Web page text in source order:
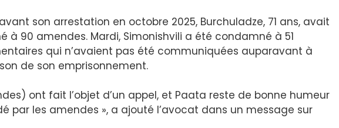
son arrestation en octobre 2025, Burchuladze, 71 ans, avait
à 90 amendes. Mardi, Simonishvili a été condamné à 51
qui n’avaient pas été communiquées auparavant à
de son emprisonnement.
ont fait l’objet d’un appel, et Paata reste de bonne humeur
par les amendes », a ajouté l’avocat dans un message sur